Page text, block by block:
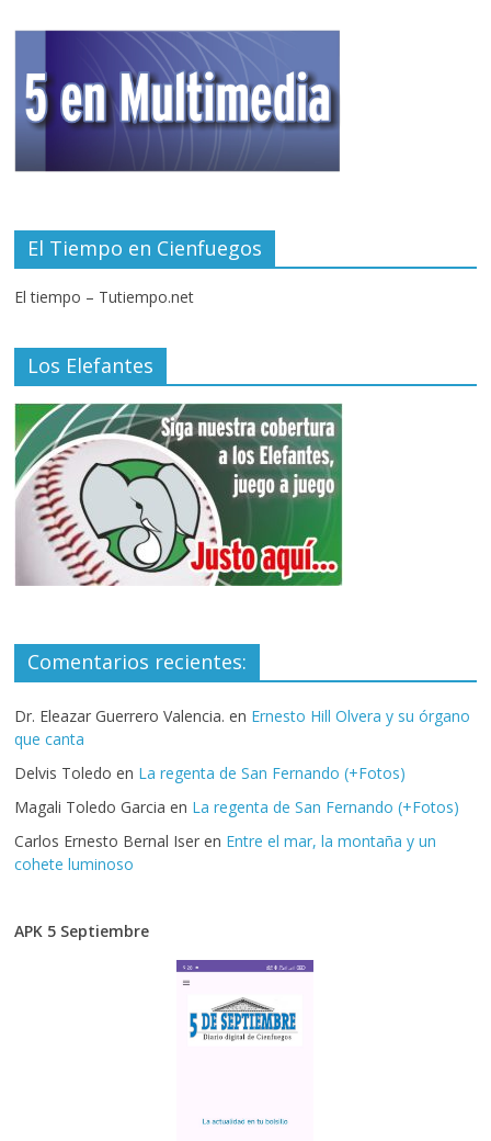
El Tiempo en Cienfuegos
El tiempo – Tutiempo.net
Los Elefantes
Comentarios recientes:
Dr. Eleazar Guerrero Valencia. en Ernesto Hill Olvera y su órgano
que canta
Delvis Toledo en La regenta de San Fernando (+Fotos)
Magali Toledo Garcia en La regenta de San Fernando (+Fotos)
Carlos Ernesto Bernal Iser en Entre el mar, la montaña y un
cohete luminoso
APK 5 Septiembre